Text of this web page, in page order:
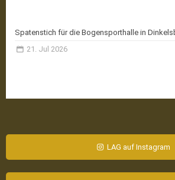
Spatenstich für die Bogensporthalle in
21. Jul 2026
LAG auf Instagram